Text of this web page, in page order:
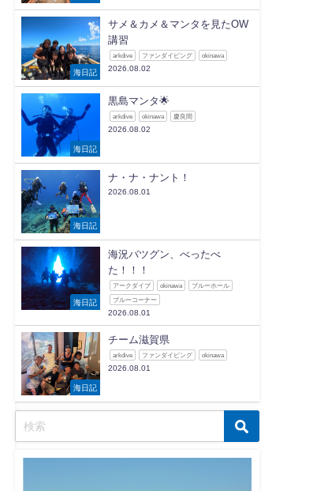
海日記
サメ＆カメ＆マンタを見たOW
講習
arkdive ファンダイビング okinawa
2026.08.02
海日記
黒島マンタ🌟
arkdive okinawa 慶良間
2026.08.02
海日記
ナ・ナ・ナント！
2026.08.01
海日記
海況バツグン、べったべ
た！！！
アークダイブ okinawa ブルーホール
ブルーコーナー
2026.08.01
海日記
チーム滋賀県
arkdive ファンダイビング okinawa
2026.08.01